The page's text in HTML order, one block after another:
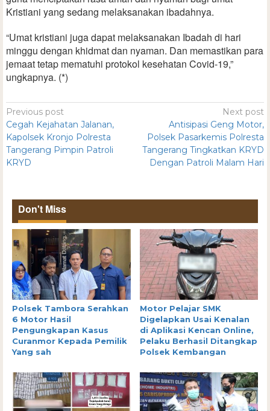
Kristiani yang sedang melaksanakan ibadahnya.
“Umat kristiani juga dapat melaksanakan Ibadah di hari
minggu dengan khidmat dan nyaman. Dan memastikan para
jemaat tetap mematuhi protokol kesehatan Covid-19,”
ungkapnya. (*)
Previous post
Cegah Kejahatan Jalanan,
Kapolsek Kronjo Polresta
Tangerang Pimpin Patroli
KRYD
Next post
Antisipasi Geng Motor,
Polsek Pasarkemis Polresta
Tangerang Tingkatkan KRYD
Dengan Patroli Malam Hari
Don't Miss
Polsek Tambora Serahkan
6 Motor Hasil
Pengungkapan Kasus
Curanmor Kepada Pemilik
Yang sah
Motor Pelajar SMK
Digelapkan Usai Kenalan
di Aplikasi Kencan Online,
Pelaku Berhasil Ditangkap
Polsek Kembangan